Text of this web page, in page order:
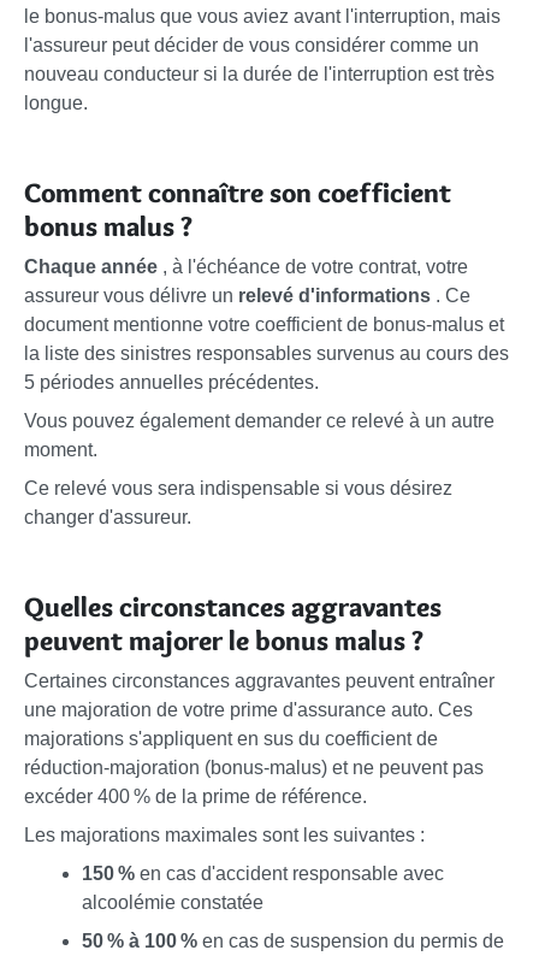
le bonus-malus que vous aviez avant l'interruption, mais
l'assureur peut décider de vous considérer comme un
nouveau conducteur si la durée de l'interruption est très
longue.
Comment connaître son coefficient
bonus malus ?
Chaque année , à l'échéance de votre contrat, votre
assureur vous délivre un relevé d'informations . Ce
document mentionne votre coefficient de bonus-malus et
la liste des sinistres responsables survenus au cours des
5 périodes annuelles précédentes.
Vous pouvez également demander ce relevé à un autre
moment.
Ce relevé vous sera indispensable si vous désirez
changer d'assureur.
Quelles circonstances aggravantes
peuvent majorer le bonus malus ?
Certaines circonstances aggravantes peuvent entraîner
une majoration de votre prime d'assurance auto. Ces
majorations s'appliquent en sus du coefficient de
réduction-majoration (bonus-malus) et ne peuvent pas
excéder 400 % de la prime de référence.
Les majorations maximales sont les suivantes :
150 % en cas d'accident responsable avec
alcoolémie constatée
50 % à 100 % en cas de suspension du permis de